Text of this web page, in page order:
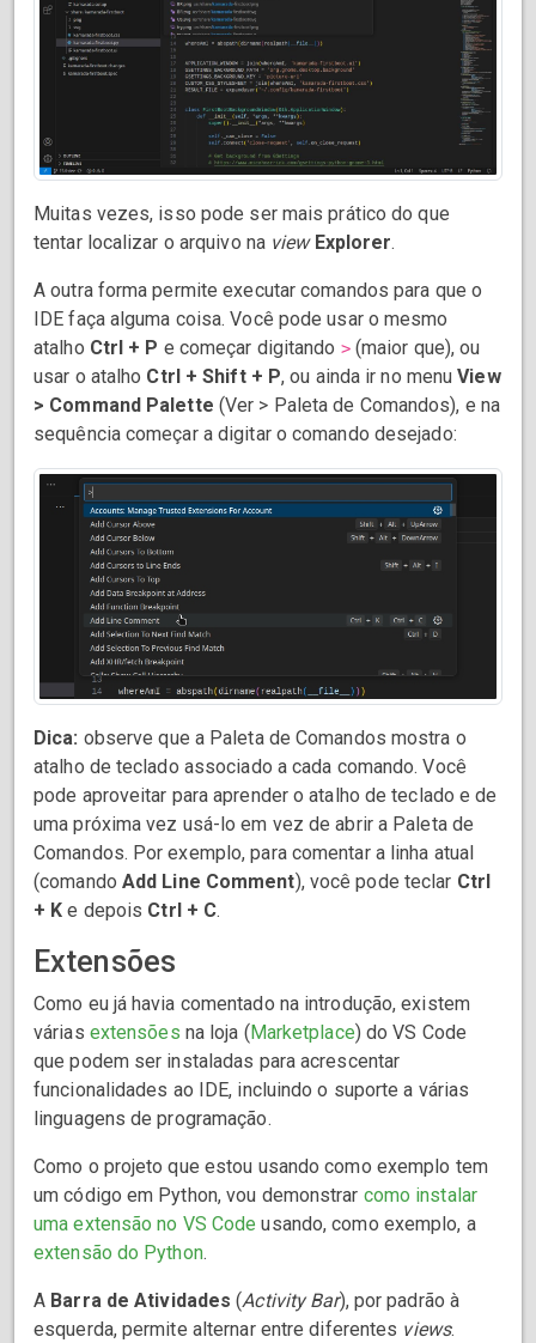
Muitas vezes, isso pode ser mais prático do que
tentar localizar o arquivo na view Explorer.
A outra forma permite executar comandos para que o
IDE faça alguma coisa. Você pode usar o mesmo
atalho Ctrl + P e começar digitando >(maior que), ou
usar o atalho Ctrl + Shift + P, ou ainda ir no menuView
> Command Palette (Ver > Paleta de Comandos), e na
sequência começar a digitar o comando desejado:
Dica: observe que a Paleta de Comandos mostra o
atalho de teclado associado a cada comando. Você
pode aproveitar para aprender o atalho de teclado e de
uma próxima vez usá-lo em vez de abrir a Paleta de
Comandos. Por exemplo, para comentar a linha atual
(comando Add Line Comment), você pode teclar Ctrl
+ K e depois Ctrl + C.
Extensões
Como eu já havia comentado na introdução, existem
várias extensões na loja ( Marketplace) do VS Code
que podem ser instaladas para acrescentar
funcionalidades ao IDE, incluindo o suporte a várias
linguagens de programação.
Como o projeto que estou usando como exemplo tem
um código em Python, vou demonstrar como instalar
uma extensão no VS Code usando, como exemplo, a
extensão do Python.
A Barra de Atividades (Activity Bar), por padrão à
esquerda, permite alternar entre diferentes views.